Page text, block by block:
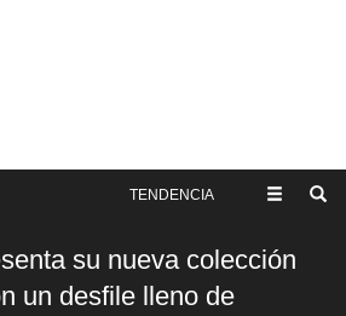
TENDENCIA
su nueva colección
un desfile lleno de